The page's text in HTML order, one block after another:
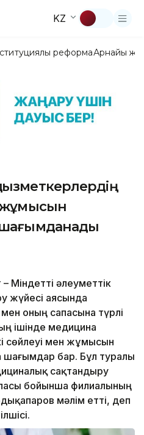
KZ
реформаАрнайы
жұмысын
шағымданады
Міндетті әлеуметтік
жүйесі аясында
оның сапасына түрлі
ішінде медицина
сөйлеуі мен жұмысын
шағымдар бар. Бұл туралы
сақтандыру
бойынша филиалының
мәлім етті, деп